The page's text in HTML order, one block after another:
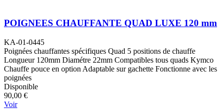
POIGNEES CHAUFFANTE QUAD LUXE 120 mm
KA-01-0445
Poignées chauffantes spécifiques Quad 5 positions de chauffe
Longueur 120mm Diamétre 22mm Compatibles tous quads Kymco
Chauffe pouce en option Adaptable sur gachette Fonctionne avec les
poignées
Disponible
90,00 €
Voir